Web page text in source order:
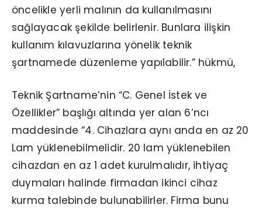
öncelikle yerli malının da kullanılmasını
sağlayacak şekilde belirlenir. Bunlara ilişkin
kullanım kılavuzlarına yönelik teknik
şartnamede düzenleme yapılabilir.” hükmü,
Teknik Şartname’nin “C. Genel İstek ve
Özellikler” başlığı altında yer alan 6’ncı
maddesinde “4. Cihazlara aynı anda en az 20
Lam yüklenebilmelidir. 20 lam yüklenebilen
cihazdan en az 1 adet kurulmalıdır, ihtiyaç
duymaları halinde firmadan ikinci cihaz
kurma talebinde bulunabilirler. Firma bunu